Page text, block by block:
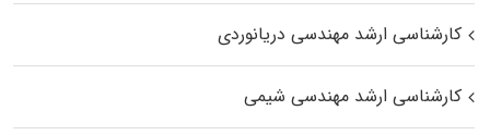
کارشناسی ارشد مهندسی دریانوردی
کارشناسی ارشد مهندسی شیمی